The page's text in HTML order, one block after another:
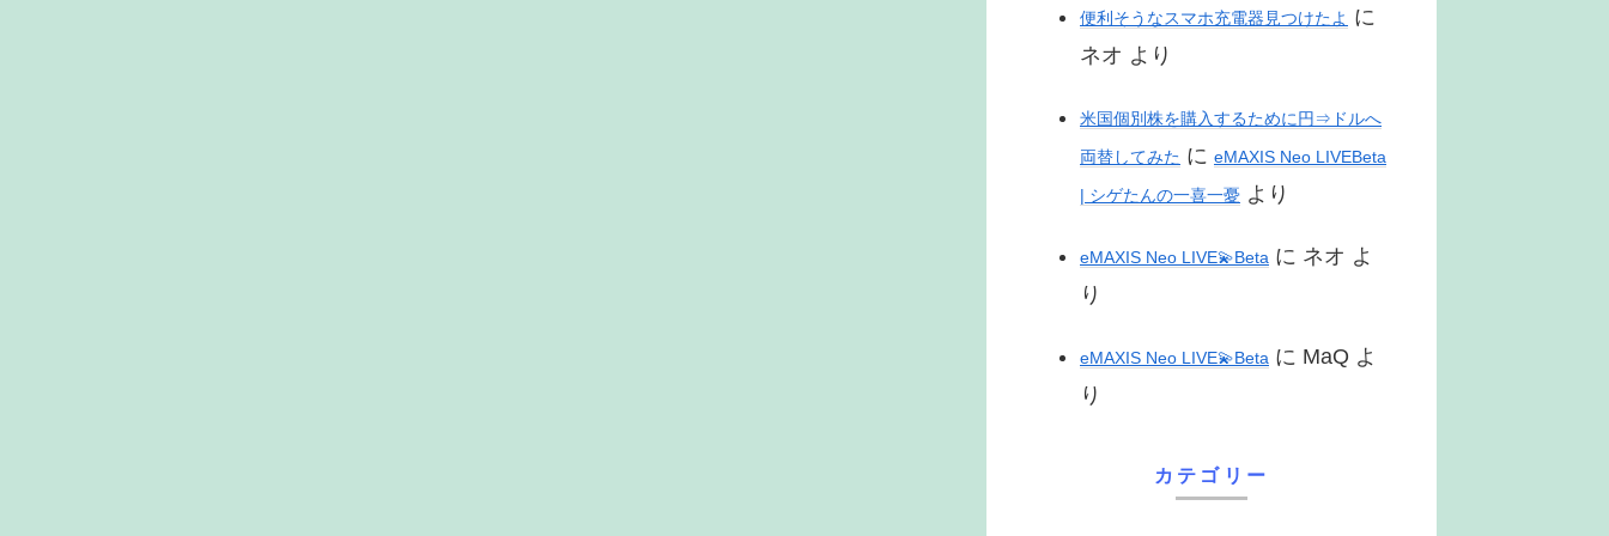
便利そうなスマホ充電器見つけたよ に
ネオ より
米国個別株を購入するために円⇒ドルへ
両替してみた に eMAXIS Neo LIVEBeta
| シゲたんの一喜一憂 より
eMAXIS Neo LIVE💫Beta に ネオ よ
り
eMAXIS Neo LIVE💫Beta に MaQ よ
り
カテゴリー